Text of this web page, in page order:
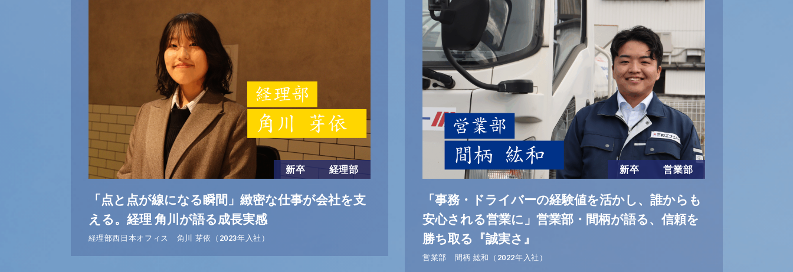
新卒 経理部
「点と点が線になる瞬間」緻密な仕事が会社を支
える。経理 角川が語る成長実感
経理部西日本オフィス 角川 芽依（2023年入社）
新卒 営業部
「事務・ドライバーの経験値を活かし、誰からも
安心される営業に」営業部・間柄が語る、信頼を
勝ち取る『誠実さ』
営業部 間柄 紘和（2022年入社）